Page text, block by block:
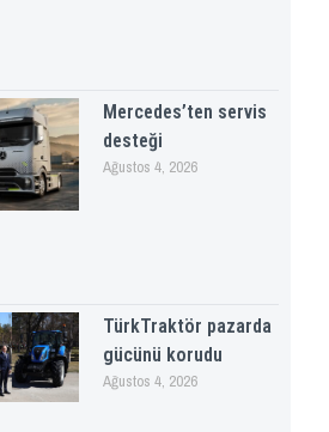
Mercedes’ten servis
desteği
Ağustos 4, 2026
TürkTraktör pazarda
gücünü korudu
Ağustos 4, 2026